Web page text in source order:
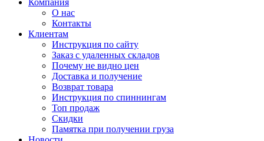
Компания
О нас
Контакты
Клиентам
Инструкция по сайту
Заказ с удаленных складов
Почему не видно цен
Доставка и получение
Возврат товара
Инструкция по спиннингам
Топ продаж
Скидки
Памятка при получении груза